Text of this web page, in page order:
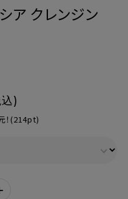
ア クレンジン
)
(214pt)